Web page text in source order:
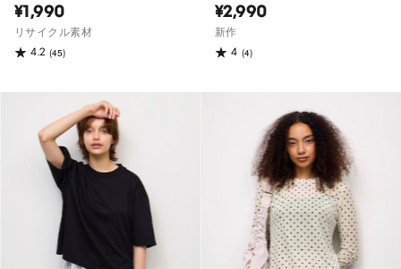
¥1,990
リサイクル素材
4.2 (45)
¥2,990
新作
4 (4)